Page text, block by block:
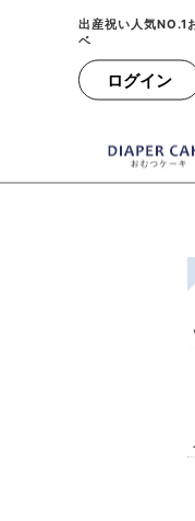
出産祝い人気
ベ
ログイン